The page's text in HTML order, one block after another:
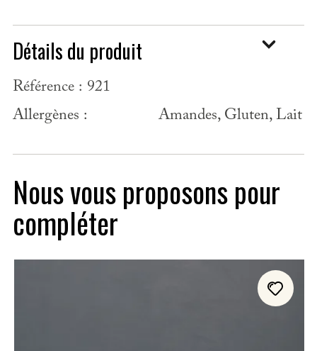
Détails du produit
Référence : 921
Allergènes :
Amandes, Gluten, Lait
Nous vous proposons pour
compléter